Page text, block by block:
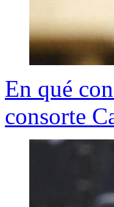
En qué
consorte